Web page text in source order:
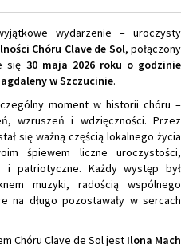
wydarzenie – uroczysty
Chóru Clave de Sol, połączony
się 30 maja 2026 roku o godzinie
w Szczucinie.
moment w historii chóru –
wzruszeń i wdzięczności. Przez
się ważną częścią lokalnego życia
śpiewem liczne uroczystości,
i patriotyczne. Każdy występ był
muzyki, radością wspólnego
na długo pozostawały w sercach
Chóru Clave de Sol jest Ilona Mach